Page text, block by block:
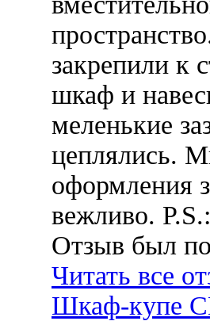
закрепили к
шкаф и
меленькие
цеплялись.
оформления
вежливо.
Отзыв был
Читать все
Шкаф-купе